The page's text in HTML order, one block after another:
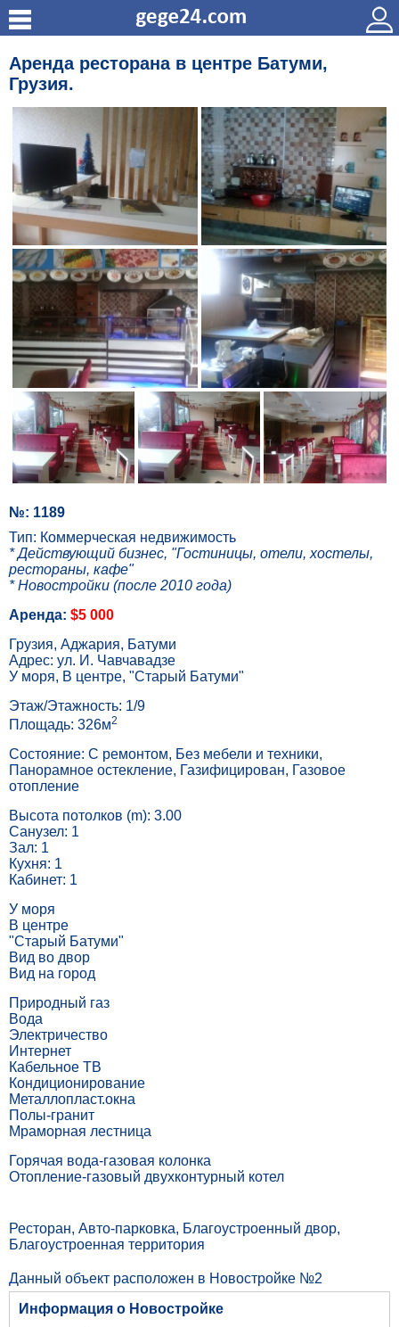
Аренда ресторана в центре Батуми,
Грузия.
№: 1189
Тип: Коммерческая недвижимость
* Действующий бизнес, "Гостиницы, отели, хостелы,
рестораны, кафе"
* Новостройки (после 2010 года)
Аренда: $5 000
Грузия, Аджария, Батуми
Адрес: ул. И. Чавчавадзе
У моря, В центре, "Старый Батуми"
Этаж/Этажность: 1/9
Площадь: 326м2
Состояние: С ремонтом, Без мебели и техники,
Панорамное остекление, Газифицирован, Газовое
отопление
Высота потолков (m): 3.00
Санузел: 1
Зал: 1
Кухня: 1
Кабинет: 1
У моря
В центре
"Старый Батуми"
Вид во двор
Вид на город
Природный газ
Вода
Электричество
Интернет
Кабельное ТВ
Кондиционирование
Металлопласт.окна
Полы-гранит
Мраморная лестница
Горячая вода-газовая колонка
Отопление-газовый двухконтурный котел
Ресторан, Авто-парковка, Благоустроенный двор,
Благоустроенная территория
Данный объект расположен в Новостройке №2
Информация о Новостройке